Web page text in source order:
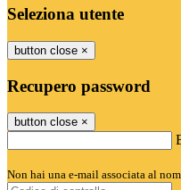
Seleziona utente
button close ×
Recupero password
button close ×
Non hai una e-mail associata al